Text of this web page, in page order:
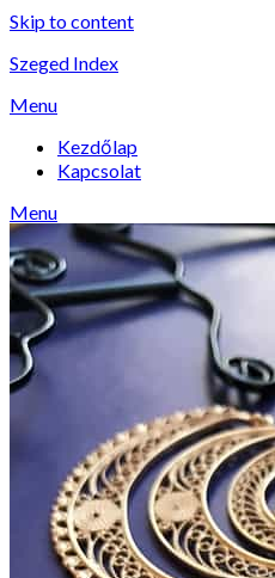
Skip to content
Szeged Index
Menu
Kezdőlap
Kapcsolat
Menu